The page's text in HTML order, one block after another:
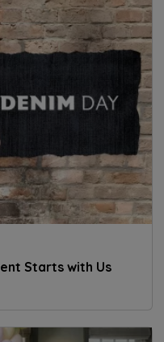
Starts with Us